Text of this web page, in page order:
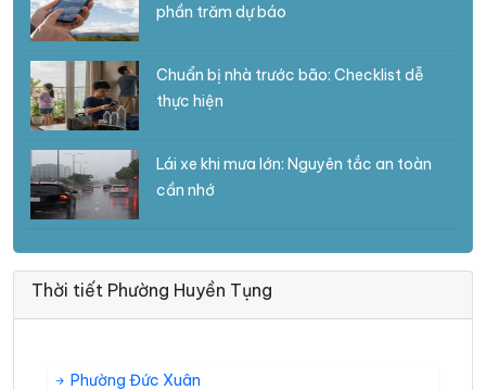
phần trăm dự báo
Chuẩn bị nhà trước bão: Checklist dễ
thực hiện
Lái xe khi mưa lớn: Nguyên tắc an toàn
cần nhớ
Thời tiết Phường Huyền Tụng
Phường Đức Xuân